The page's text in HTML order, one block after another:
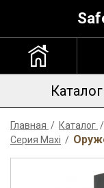
Каталог
Главная / Каталог /
Серия Maxi /